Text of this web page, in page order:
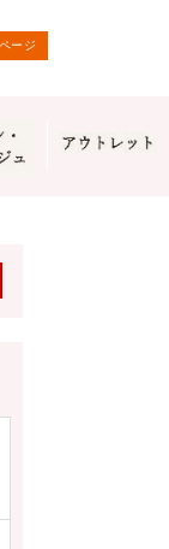
ージ